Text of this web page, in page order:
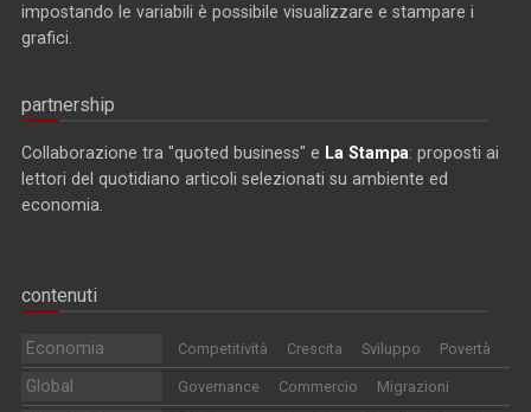
impostando le variabili è possibile visualizzare e stampare i
grafici.
partnership
Collaborazione tra "quoted business" e La Stampa: proposti ai
lettori del quotidiano articoli selezionati su ambiente ed
economia.
contenuti
Economia Competitività Crescita Sviluppo Povertà
Global Governance Commercio Migrazioni